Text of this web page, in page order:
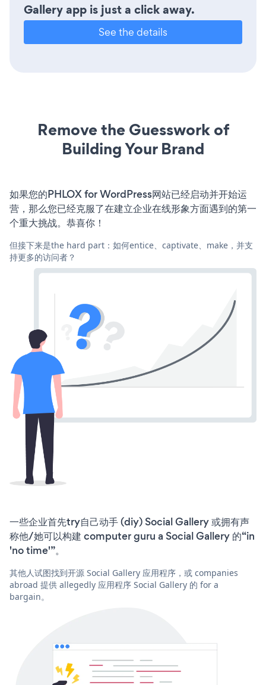
Gallery app is just a click away.
See the details
Remove the Guesswork of
Building Your Brand
如果您的PHLOX for WordPress网站已经启动并开始运
营，那么您已经克服了在建立企业在线形象方面遇到的第一
个重大挑战。恭喜你！
但接下来是the hard part：如何entice、captivate、make，并支
持更多的访问者？
一些企业首先try自己动手 (diy) Social Gallery 或拥有声
称他/她可以构建 computer guru a Social Gallery 的“in
'no time'”。
其他人试图找到开源 Social Gallery 应用程序，或 companies
abroad 提供 allegedly 应用程序 Social Gallery 的 for a
bargain。